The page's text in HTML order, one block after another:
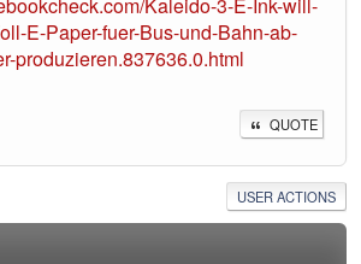
E-Paper-fuer-Bus-und-Bahn-ab-
produzieren.837636.0.html
QUOTE
USER ACTIONS